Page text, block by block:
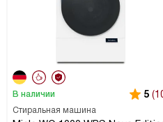
Стиральная машина
В наличии 5